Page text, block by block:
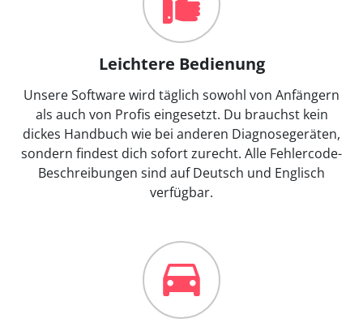
Leichtere Bedienung
Unsere Software wird täglich sowohl von Anfängern
als auch von Profis eingesetzt. Du brauchst kein
dickes Handbuch wie bei anderen Diagnosegeräten,
sondern findest dich sofort zurecht. Alle Fehlercode-
Beschreibungen sind auf Deutsch und Englisch
verfügbar.